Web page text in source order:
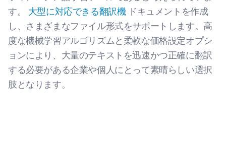
す。 大型に対応できる翻訳機 ドキュメントを作成
し、さまざまなファイル形式をサポートします。高
度な機械学習アルゴリズムと柔軟な価格設定オプシ
ョンにより、大量のテキストを迅速かつ正確に翻訳
する必要がある企業や個人にとって素晴らしい選択
肢となります。